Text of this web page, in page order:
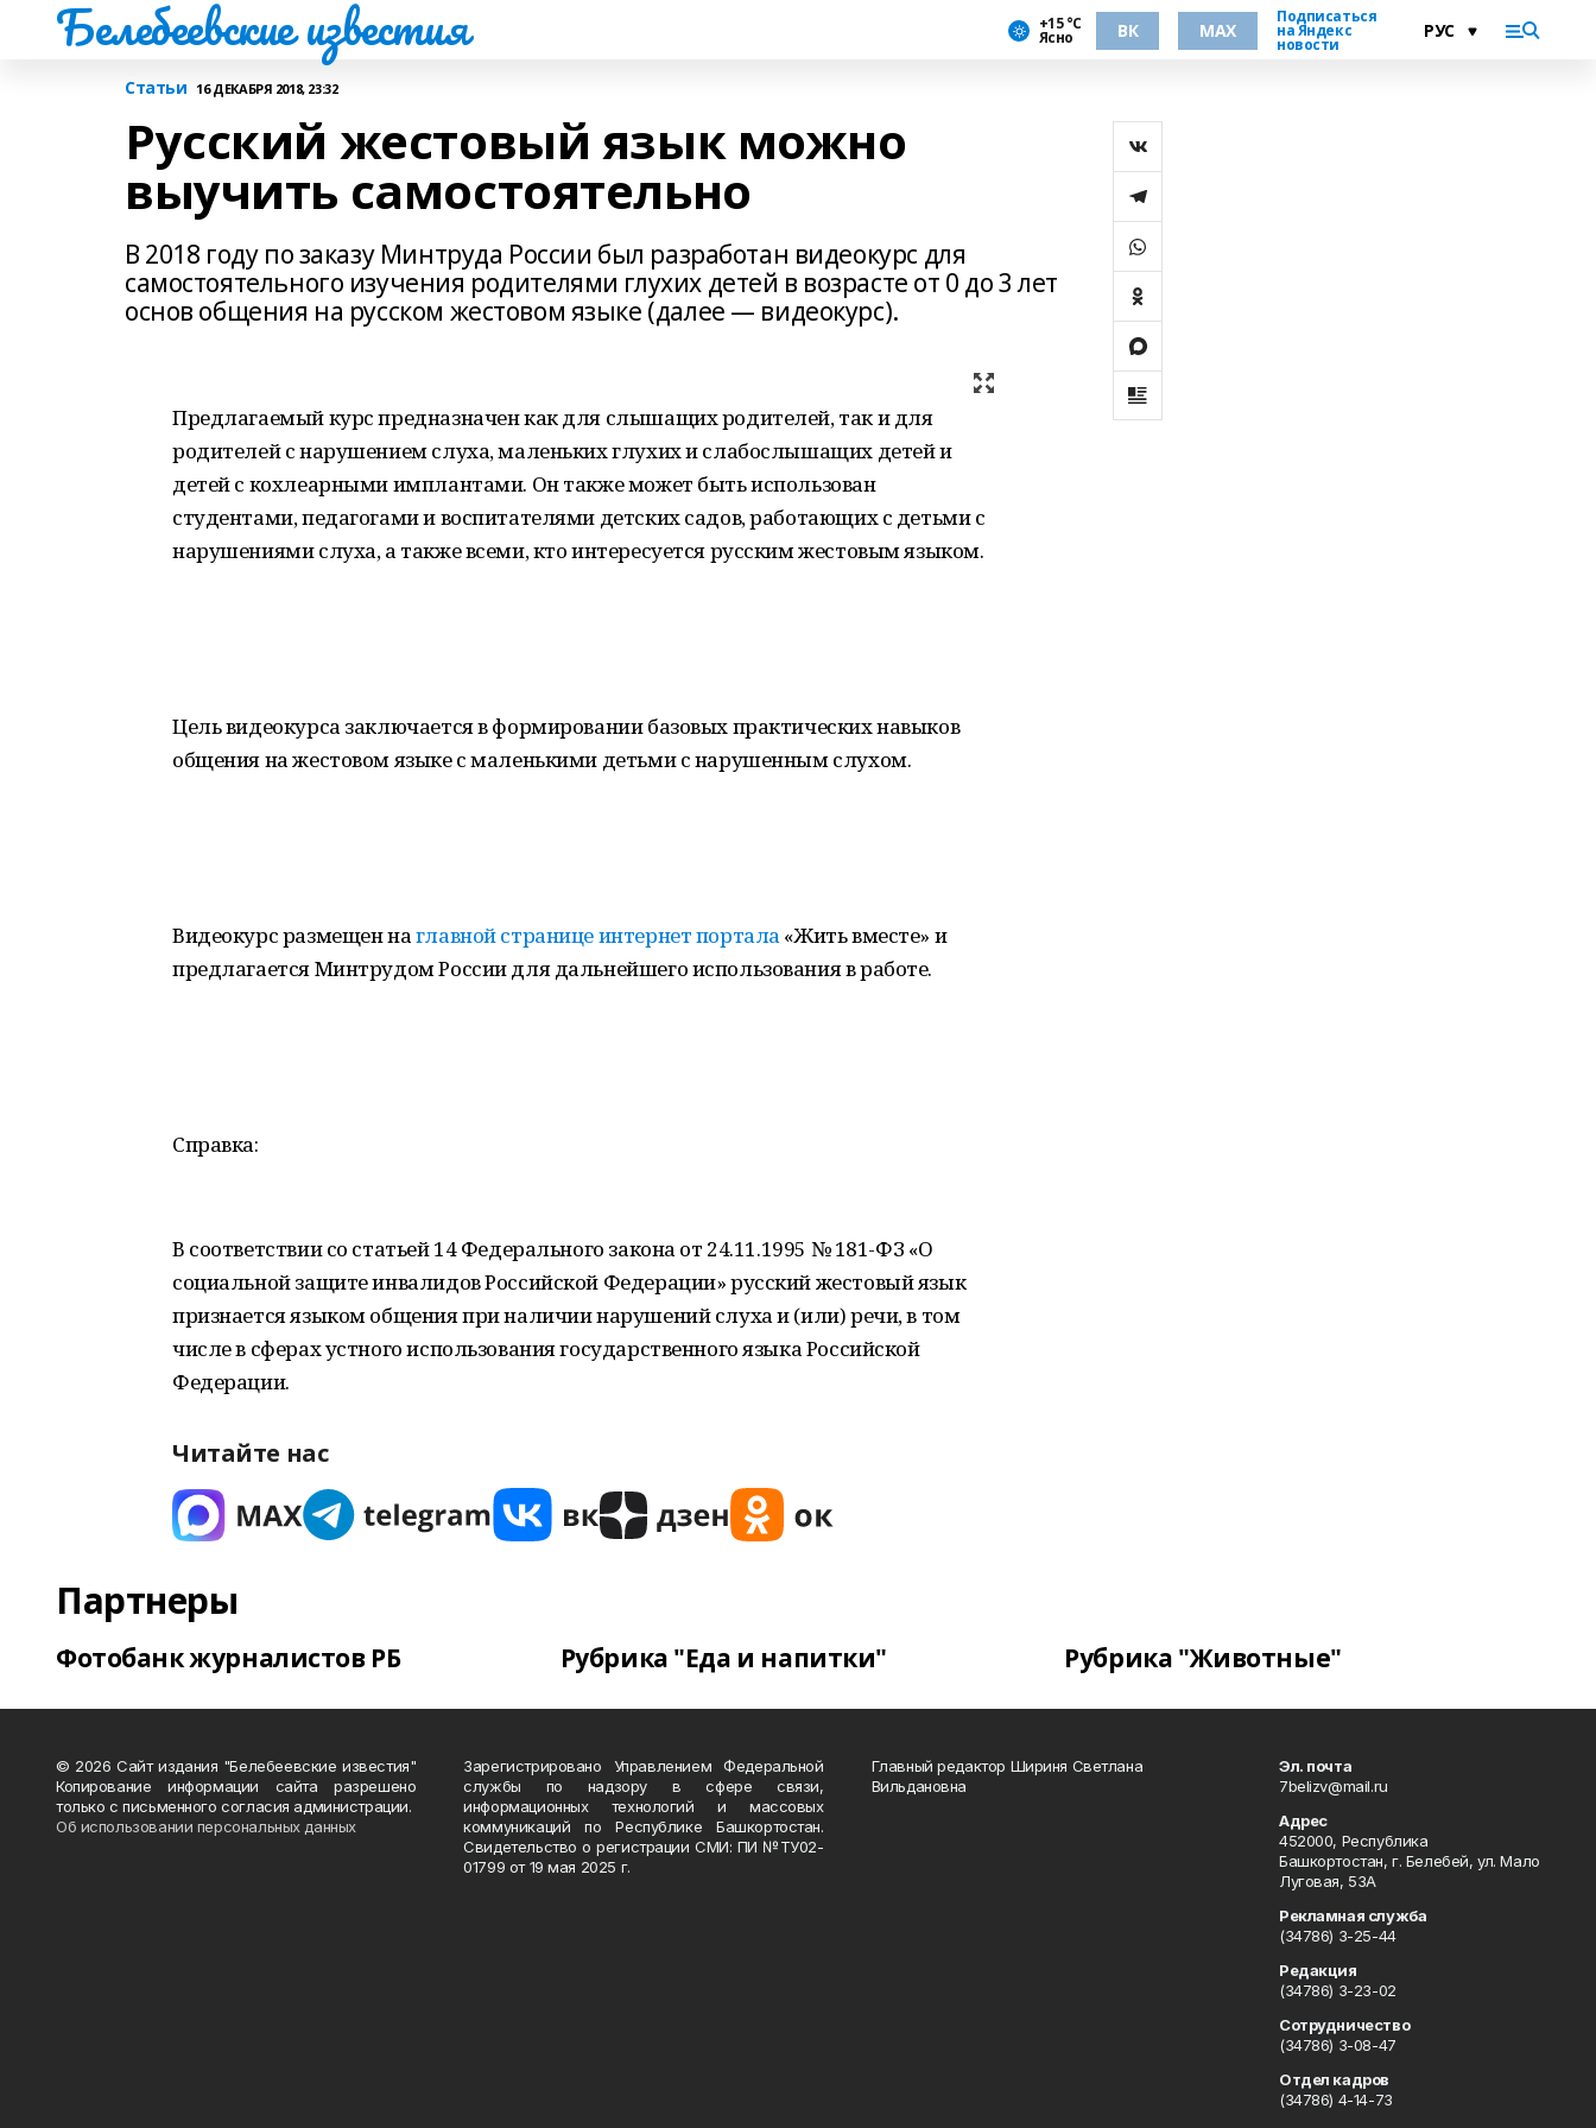
Белебеевские известия +15 °С
Ясно ВК MAX
Подписаться
на Яндекс
новости
Статьи 16 ДЕКАБРЯ 2018, 23:32
Русский жестовый язык можно
выучить самостоятельно
В 2018 году по заказу Минтруда России был разработан видеокурс для
самостоятельного изучения родителями глухих детей в возрасте от 0 до 3 лет
основ общения на русском жестовом языке (далее — видеокурс).
Предлагаемый курс предназначен как для слышащих родителей, так и для
родителей с нарушением слуха, маленьких глухих и слабослышащих детей и
детей с кохлеарными имплантами. Он также может быть использован
студентами, педагогами и воспитателями детских садов, работающих с детьми с
нарушениями слуха, а также всеми, кто интересуется русским жестовым языком.
Цель видеокурса заключается в формировании базовых практических навыков
общения на жестовом языке с маленькими детьми с нарушенным слухом.
Видеокурс размещен наглавной странице интернет портала «Жить вместе» и
предлагается Минтрудом России для дальнейшего использования в работе.
Справка:
В соответствии со статьей 14 Федерального закона от 24.11.1995 № 181-ФЗ «О
социальной защите инвалидов Российской Федерации» русский жестовый язык
признается языком общения при наличии нарушений слуха и (или) речи, в том
числе в сферах устного использования государственного языка Российской
Федерации.
Читайте нас
Партнеры
Фотобанк журналистов РБ Рубрика "Еда и напитки" Рубрика "Животные"
© 2026 Сайт издания "Белебеевские известия"
Копирование информации сайта разрешено
только с письменного согласия администрации.
Об использовании персональных данных
Зарегистрировано Управлением Федеральной
службы по надзору в сфере связи,
информационных технологий и массовых
коммуникаций по Республике Башкортостан.
Свидетельство о регистрации СМИ: ПИ №ТУ02-
01799 от 19 мая 2025 г.
Главный редактор Шириня Светлана
Вильдановна
Эл. почта
7belizv@mail.ru
Адрес
452000, Республика
Башкортостан, г. Белебей, ул. Мало
Луговая, 53А
Рекламная служба
(34786) 3-25-44
Редакция
(34786) 3-23-02
Сотрудничество
(34786) 3-08-47
Отдел кадров
(34786) 4-14-73